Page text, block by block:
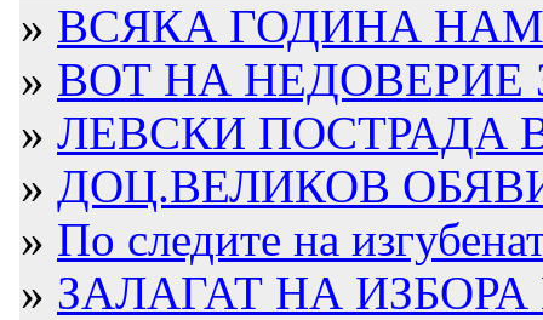
» ВСЯКА ГОДИНА
» ВОТ НА НЕДОВЕРИЕ
» ЛЕВСКИ ПОСТРАДА
» ДОЦ.ВЕЛИКОВ
» По следите на
» ЗАЛАГАТ НА